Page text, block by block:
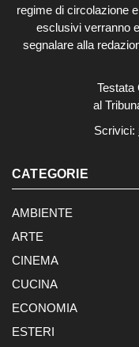
regime di circolazione
esclusivi verranno
segnalare alla
Testata
al
Scrivici:
CATEGORIE
AMBIENTE
ARTE
CINEMA
CUCINA
ECONOMIA
ESTERI